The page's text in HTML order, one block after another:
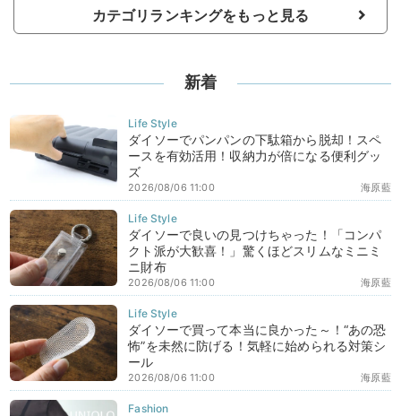
カテゴリランキングをもっと見る
新着
ダイソーでパンパンの下駄箱から脱却！スペ
ースを有効活用！収納力が倍になる便利グッ
ズ
海原藍
2026/08/06 11:00
ダイソーで良いの見つけちゃった！「コンパ
クト派が大歓喜！」驚くほどスリムなミニミ
ニ財布
海原藍
2026/08/06 11:00
ダイソーで買って本当に良かった～！“あの恐
怖”を未然に防げる！気軽に始められる対策シ
ール
海原藍
2026/08/06 11:00